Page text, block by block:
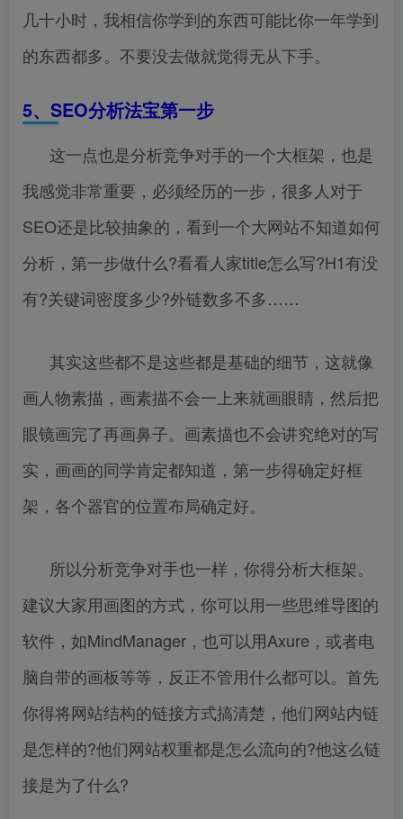
几十小时，我相信你学到的东西可能比你一年学到
的东西都多。不要没去做就觉得无从下手。
5、 SEO分析法宝第一步
这一点也是分析竞争对手的一个大框架，也是
我感觉非常重要，必须经历的一步，很多人对于
SEO还是比较抽象的，看到一个大网站不知道如何
分析，第一步做什么?看看人家title怎么写?H1有没
有?关键词密度多少?外链数多不多……
其实这些都不是这些都是基础的细节，这就像
画人物素描，画素描不会一上来就画眼睛，然后把
眼镜画完了再画鼻子。画素描也不会讲究绝对的写
实，画画的同学肯定都知道，第一步得确定好框
架，各个器官的位置布局确定好。
所以分析竞争对手也一样，你得分析大框架。
建议大家用画图的方式，你可以用一些思维导图的
软件，如MindManager，也可以用Axure，或者电
脑自带的画板等等，反正不管用什么都可以。首先
你得将网站结构的链接方式搞清楚，他们网站内链
是怎样的?他们网站权重都是怎么流向的?他这么链
接是为了什么?